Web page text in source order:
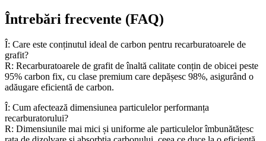
Întrebări frecvente (FAQ)
Î: Care este conținutul ideal de carbon pentru recarburatoarele de
grafit?
R: Recarburatoarele de grafit de înaltă calitate conțin de obicei peste
95% carbon fix, cu clase premium care depășesc 98%, asigurând o
adăugare eficientă de carbon.
Î: Cum afectează dimensiunea particulelor performanța
recarburatorului?
R: Dimensiunile mai mici și uniforme ale particulelor îmbunătățesc